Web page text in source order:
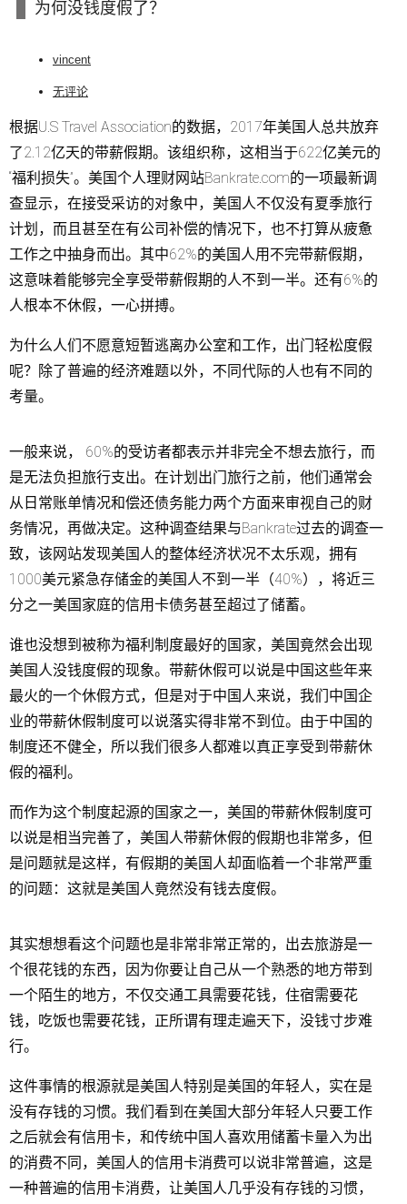
为何没钱度假了？
vincent
无评论
根据U.S Travel Association的数据，2017年美国人总共放弃
了2.12亿天的带薪假期。该组织称，这相当于622亿美元的
“福利损失”。美国个人理财网站Bankrate.com的一项最新调
查显示，在接受采访的对象中，美国人不仅没有夏季旅行
计划，而且甚至在有公司补偿的情况下，也不打算从疲惫
工作之中抽身而出。其中62%的美国人用不完带薪假期，
这意味着能够完全享受带薪假期的人不到一半。还有6%的
人根本不休假，一心拼搏。
为什么人们不愿意短暂逃离办公室和工作，出门轻松度假
呢？除了普遍的经济难题以外，不同代际的人也有不同的
考量。
一般来说， 60%的受访者都表示并非完全不想去旅行，而
是无法负担旅行支出。在计划出门旅行之前，他们通常会
从日常账单情况和偿还债务能力两个方面来审视自己的财
务情况，再做决定。这种调查结果与Bankrate过去的调查一
致，该网站发现美国人的整体经济状况不太乐观，拥有
1000美元紧急存储金的美国人不到一半（40%），将近三
分之一美国家庭的信用卡债务甚至超过了储蓄。
谁也没想到被称为福利制度最好的国家，美国竟然会出现
美国人没钱度假的现象。带薪休假可以说是中国这些年来
最火的一个休假方式，但是对于中国人来说，我们中国企
业的带薪休假制度可以说落实得非常不到位。由于中国的
制度还不健全，所以我们很多人都难以真正享受到带薪休
假的福利。
而作为这个制度起源的国家之一，美国的带薪休假制度可
以说是相当完善了，美国人带薪休假的假期也非常多，但
是问题就是这样，有假期的美国人却面临着一个非常严重
的问题：这就是美国人竟然没有钱去度假。
其实想想看这个问题也是非常非常正常的，出去旅游是一
个很花钱的东西，因为你要让自己从一个熟悉的地方带到
一个陌生的地方，不仅交通工具需要花钱，住宿需要花
钱，吃饭也需要花钱，正所谓有理走遍天下，没钱寸步难
行。
这件事情的根源就是美国人特别是美国的年轻人，实在是
没有存钱的习惯。我们看到在美国大部分年轻人只要工作
之后就会有信用卡，和传统中国人喜欢用储蓄卡量入为出
的消费不同，美国人的信用卡消费可以说非常普遍，这是
一种普遍的信用卡消费，让美国人几乎没有存钱的习惯，